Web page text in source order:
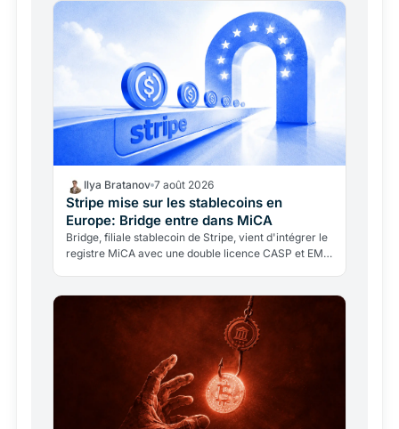
Ilya Bratanov 7 août 2026
Stripe mise sur les stablecoins en
Europe: Bridge entre dans MiCA
Bridge, filiale stablecoin de Stripe, vient d'intégrer le
registre MiCA avec une double licence CASP et EMI